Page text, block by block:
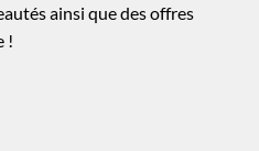
ainsi que des offres
!